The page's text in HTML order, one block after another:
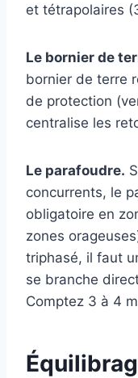
et tétrapolaires
Le bornier de
bornier de terre
de protection
centralise les
Le parafoudre.
concurrents, le
obligatoire en
zones
triphasé, il faut
se branche
Comptez 3 à 4